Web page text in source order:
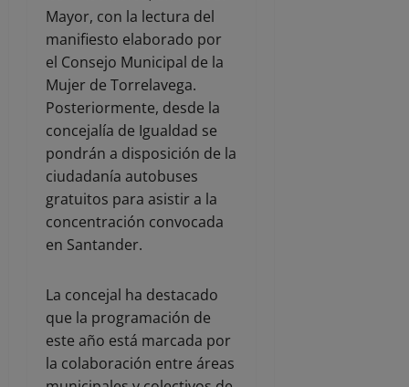
Mayor, con la lectura del
manifiesto elaborado por
el Consejo Municipal de la
Mujer de Torrelavega.
Posteriormente, desde la
concejalía de Igualdad se
pondrán a disposición de la
ciudadanía autobuses
gratuitos para asistir a la
concentración convocada
en Santander.
La concejal ha destacado
que la programación de
este año está marcada por
la colaboración entre áreas